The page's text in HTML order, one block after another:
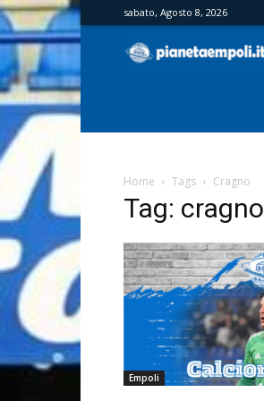
sabato, Agosto 8, 2026
Home Tags Cragno
Tag: cragno
Empoli